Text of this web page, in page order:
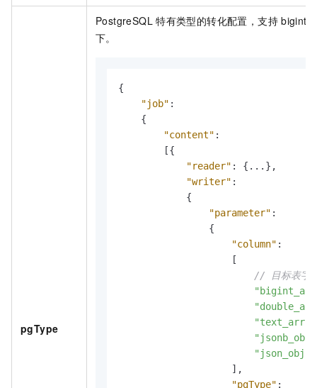
pgType
PostgreSQL 特有类型的转化配置，支持 bigint[]
下。
{
"job" :
{
"content" :
[{
"reader" : { ... } ,
"writer" :
{
"parameter" :
{
"column" :
[
// 目标表字
"text_arr"
"jsonb_obj"
"json_obj"
] ,
"pgType" :